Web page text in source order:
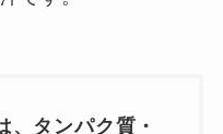
、タンパク質・